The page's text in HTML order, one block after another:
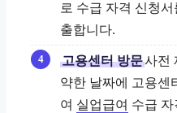
로 수급 자격 신청서
출합니다.
고용센터 방문사전
약한 날짜에 고용센
여 실업급여 수급